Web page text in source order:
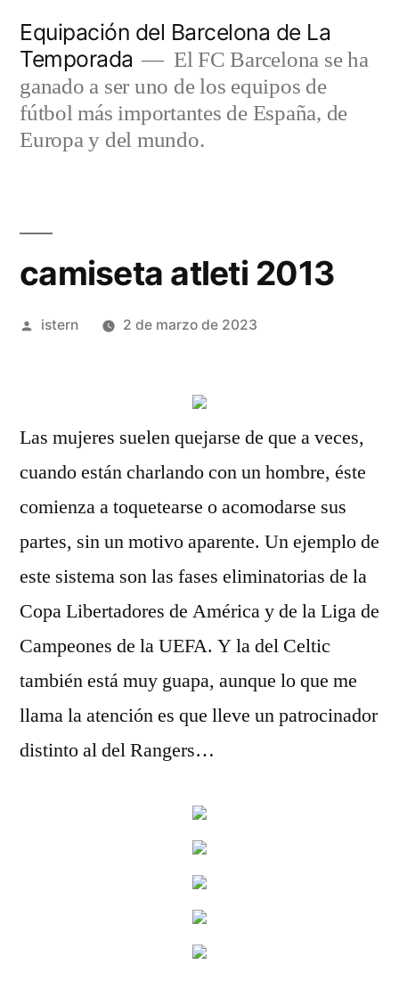
contenido
Equipación del Barcelona de La
Temporada
El FC Barcelona se ha
ganado a ser uno de los equipos de
fútbol más importantes de España, de
Europa y del mundo.
camiseta atleti 2013
Publicado
istern 2 de marzo de 2023
Las mujeres suelen quejarse de que a veces,
cuando están charlando con un hombre, éste
comienza a toquetearse o acomodarse sus
partes, sin un motivo aparente. Un ejemplo de
este sistema son las fases eliminatorias de la
Copa Libertadores de América y de la Liga de
Campeones de la UEFA. Y la del Celtic
también está muy guapa, aunque lo que me
llama la atención es que lleve un patrocinador
distinto al del Rangers…